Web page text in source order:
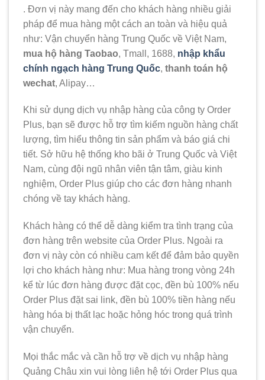
. Đơn vị này mang đến cho khách hàng nhiều giải
pháp để mua hàng một cách an toàn và hiệu quả
như: Vận chuyển hàng Trung Quốc về Việt Nam,
mua hộ hàng Taobao, Tmall, 1688, nhập khẩu
chính ngạch hàng Trung Quốc, thanh toán hộ
wechat, Alipay…
Khi sử dụng dịch vụ nhập hàng của công ty Order
Plus, bạn sẽ được hỗ trợ tìm kiếm nguồn hàng chất
lượng, tìm hiểu thông tin sản phẩm và báo giá chi
tiết. Sở hữu hệ thống kho bãi ở Trung Quốc và Việt
Nam, cùng đội ngũ nhân viên tận tâm, giàu kinh
nghiệm, Order Plus giúp cho các đơn hàng nhanh
chóng về tay khách hàng.
Khách hàng có thể dễ dàng kiểm tra tình trạng của
đơn hàng trên website của Order Plus. Ngoài ra
đơn vị này còn có nhiều cam kết để đảm bảo quyền
lợi cho khách hàng như: Mua hàng trong vòng 24h
kể từ lúc đơn hàng được đặt cọc, đền bù 100% nếu
Order Plus đặt sai link, đền bù 100% tiền hàng nếu
hàng hóa bị thất lạc hoặc hỏng hóc trong quá trình
vận chuyển.
Mọi thắc mắc và cần hỗ trợ về dịch vụ nhập hàng
Quảng Châu xin vui lòng liên hệ tới Order Plus qua